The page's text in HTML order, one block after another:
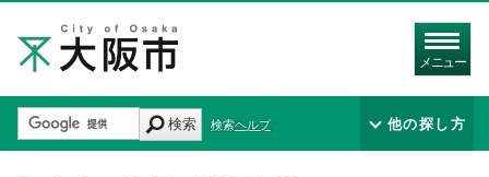
メニュー
検索 検索ヘルプ 他の探し方